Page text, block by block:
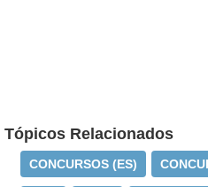
Tópicos Relacionados
CONCURSOS (ES)